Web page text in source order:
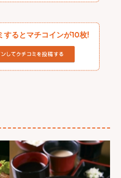
するとマチコインが10枚!